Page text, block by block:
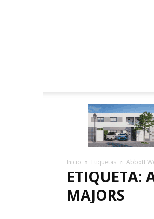
Inicio Etiquetas Abbott
ETIQUETA:
MAJORS